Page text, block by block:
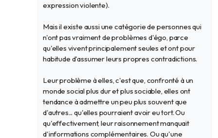
expression violente).
Mais il existe aussi une catégorie de personnes qui
n'ont pas vraiment de problèmes d'égo, parce
qu'elles vivent principalement seules et ont pour
habitude d'assumer leurs propres contradictions.
Leur problème à elles, c'est que, confronté à un
monde social plus dur et plus sociable, elles ont
tendance à admettre un peu plus souvent que
d'autres... qu'elles pourraient avoir eu tort. Ou
qu'effectivement, leur raisonnement manquait
d'informations complémentaires. Ou qu'une